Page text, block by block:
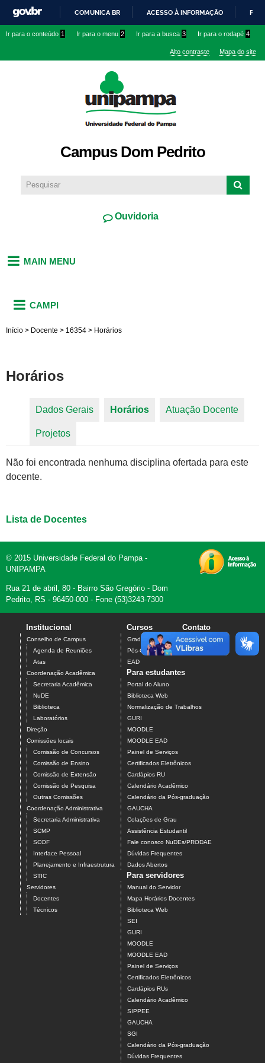
conteúdo
IR
O
COMUNICA BR ACESSO À INFORMAÇÃO
Ir para o conteúdo 1 Ir para o menu 2 Ir para a busca 3 Ir para o rodapé 4
Alto contraste Mapa do site
Campus Dom Pedrito
Ouvidoria
MAIN MENU
CAMPI
Início > Docente > 16354 > Horários
Horários
Dados Gerais Horários (aba ativa)
Atuação Docente
Projetos
Não foi encontrada nenhuma disciplina ofertada para este
docente.
Lista de Docentes
© 2015 Universidade Federal do Pampa -
UNIPAMPA
Rua 21 de abril, 80 - Bairro São Gregório - Dom
Pedrito, RS - 96450-000 - Fone (53)3243-7300
Institucional
Conselho de Campus
Agenda de Reuniões
Atas
Coordenação Acadêmica
Secretaria Acadêmica
NuDE
Biblioteca
Laboratórios
Direção
Comissões locais
Comissão de Concursos
Comissão de Ensino
Comissão de Extensão
Comissão de Pesquisa
Outras Comissões
Coordenação Administrativa
Secretaria Administrativa
SCMP
SCOF
Interface Pessoal
Planejamento e Infraestrutura
STIC
Servidores
Docentes
Técnicos
Cursos
Graduação
Pós-Graduação
EAD
Contato
Para estudantes
Portal do Aluno
Biblioteca Web
Normalização de Trabalhos
GURI
MOODLE
MOODLE EAD
Painel de Serviços
Certificados Eletrônicos
Cardápios RU
Calendário Acadêmico
Calendário da Pós-graduação
GAUCHA
Colações de Grau
Assistência Estudantil
Fale conosco NuDEs/PRODAE
Dúvidas Frequentes
Dados Abertos
Para servidores
Manual do Servidor
Mapa Horários Docentes
Biblioteca Web
SEI
GURI
MOODLE
MOODLE EAD
Painel de Serviços
Certificados Eletrônicos
Cardápios RUs
Calendário Acadêmico
SIPPEE
GAUCHA
SGI
Calendário da Pós-graduação
Dúvidas Frequentes